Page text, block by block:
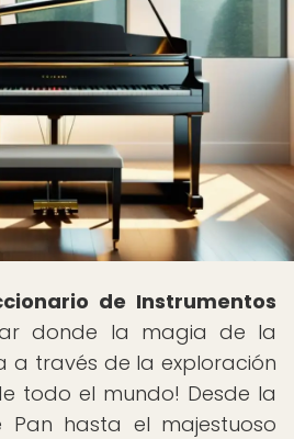
de Instrumentos
donde la magia de la
a través de la exploración
todo el mundo! Desde la
hasta el majestuoso